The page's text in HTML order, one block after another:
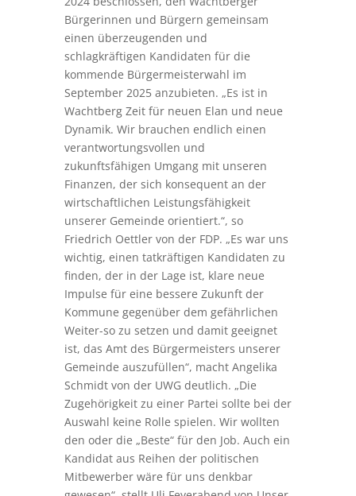
Bürgerinnen und Bürgern gemeinsam
einen überzeugenden und
schlagkräftigen Kandidaten für die
kommende Bürgermeisterwahl im
September 2025 anzubieten. „Es ist in
Wachtberg Zeit für neuen Elan und neue
Dynamik. Wir brauchen endlich einen
verantwortungsvollen und
zukunftsfähigen Umgang mit unseren
Finanzen, der sich konsequent an der
wirtschaftlichen Leistungsfähigkeit
unserer Gemeinde orientiert.“, so
Friedrich Oettler von der FDP. „Es war uns
wichtig, einen tatkräftigen Kandidaten zu
finden, der in der Lage ist, klare neue
Impulse für eine bessere Zukunft der
Kommune gegenüber dem gefährlichen
Weiter-so zu setzen und damit geeignet
ist, das Amt des Bürgermeisters unserer
Gemeinde auszufüllen“, macht Angelika
Schmidt von der UWG deutlich. „Die
Zugehörigkeit zu einer Partei sollte bei der
Auswahl keine Rolle spielen. Wir wollten
den oder die „Beste“ für den Job. Auch ein
Kandidat aus Reihen der politischen
Mitbewerber wäre für uns denkbar